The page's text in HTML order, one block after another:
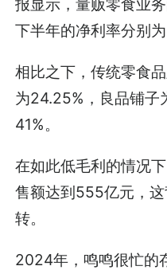
下半年的净利率分别
相比之下，传统零食
为24.25%，良品铺子
41%。
在如此低毛利的情况
售额达到555亿元，
转。
2024年，鸣鸣很忙的